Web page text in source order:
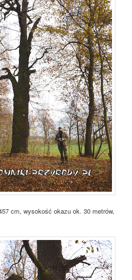
cm, wysokość okazu ok. 30 metrów,